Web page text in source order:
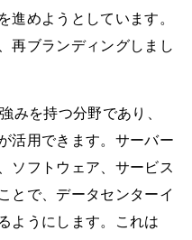
進めようとしています。
再ブランディングしまし
みを持つ分野であり、
活用できます。サーバー
ソフトウェア、サービス
とで、データセンターイ
ようにします。これは